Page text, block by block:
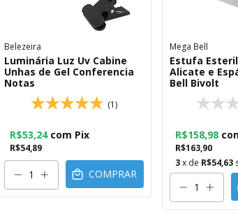
Belezeira
Luminária Luz Uv Cabine
Unhas de Gel Conferencia
Notas
(1)
R$54,89
R$53,24 com Pix
COMPRAR
Mega Bell
Estufa
Alicate e
Bell Bivolt
R$163,90
R$158,98
3x de R$54,63